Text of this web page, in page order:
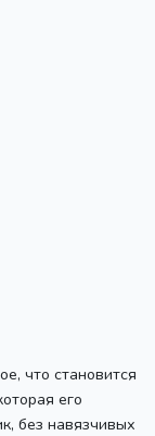
что становится
его
без навязчивых